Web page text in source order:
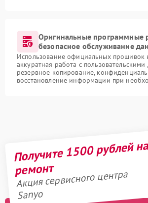
Оригинальные программные
безопасное обслуживание
Использование официальных прошивок
аккуратная работа с
резервное копирование,
восстановление информации при
Получите 1500 рублей на
ремонт
Акция сервисного центра
Sanyo